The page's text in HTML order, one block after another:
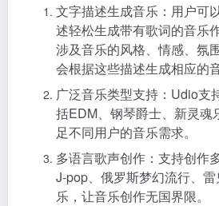
文字描述生成音乐：用户可
述轻松生成带有歌词的音乐
涉及音乐的风格、情感、氛
会根据这些描述生成相应的
广泛音乐类型支持：Udio支
括EDM、钢琴爵士、新灵魂
足不同用户的音乐需求。
多语言歌声创作：支持创作
J-pop、俄罗斯梦幻流行、
乐，让音乐创作无国界限。